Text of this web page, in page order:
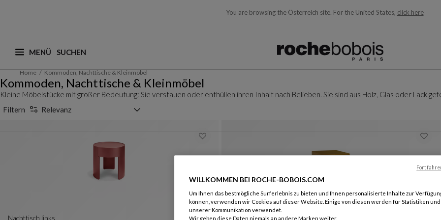
You are browsing the Österreich site. For the United States, click here
MENÜ
Was suchen Sie ? (vorschläge werden nachstehend angezeigt und laufend aktualisiert, während Sie den Suchbegriff
Home Kommoden, Nachttische & Kleinmöbel
Kommoden, Nachttische & Kleinmöbel
Kleine Möbelstücke mit großer Bedeutung: Sie verstauen oder enthüllen ihren Inhalt nach Belieben. Sie sind aus Holz, Glas oder Lack
Filtern
Relevanz
nachttisch links nachttisch
WILLKOMMEN BEI ROCHE-BOBOIS.COM
Um Ihnen das bestmögliche Surferlebnis zu bieten und Ihnen personalisierte Inhalte zur
können, verwenden wir Cookies auf dieser Website. Einige von diesen werden für Statistiken
unserer Kommunikation verwendet.
Wir geben diese Daten niemals an andere Marken weiter.